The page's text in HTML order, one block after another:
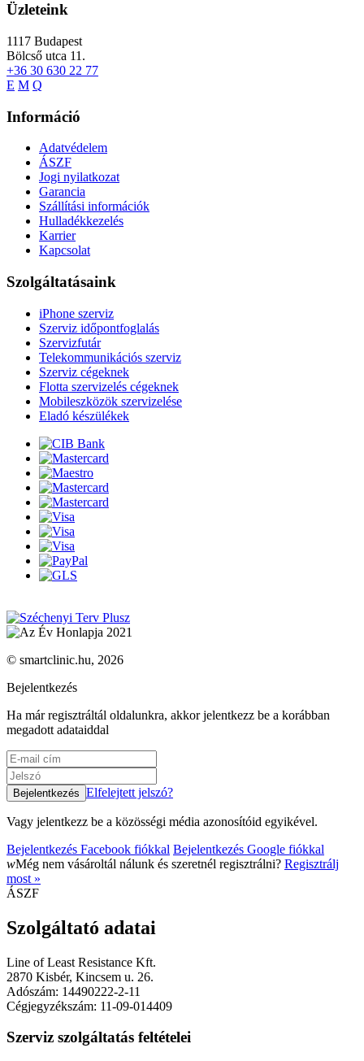
Üzleteink
1117 Budapest
Bölcső utca 11.
+36 30 630 22 77
E M Q
Információ
Adatvédelem
ÁSZF
Jogi nyilatkozat
Garancia
Szállítási információk
Hulladékkezelés
Karrier
Kapcsolat
Szolgáltatásaink
iPhone szerviz
Szerviz időpontfoglalás
Szervizfutár
Telekommunikációs szerviz
Szerviz cégeknek
Flotta szervizelés cégeknek
Mobileszközök szervizelése
Eladó készülékek
© smartclinic.hu, 2026
Bejelentkezés
Ha már regisztráltál oldalunkra, akkor jelentkezz be a korábban
megadott adataiddal
Elfelejtett jelszó?
Vagy jelentkezz be a közösségi média azonosítóid egyikével.
Bejelentkezés Facebook fiókkal Bejelentkezés Google fiókkal
wMég nem vásároltál nálunk és szeretnél regisztrálni? Regisztrálj
most »
ÁSZF
Szolgáltató adatai
Line of Least Resistance Kft.
2870 Kisbér, Kincsem u. 26.
Adószám: 14490222-2-11
Cégjegyzékszám: 11-09-014409
Szerviz szolgáltatás feltételei